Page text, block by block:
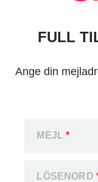
FULL
Ange din
MEJL*
LÖSENORD